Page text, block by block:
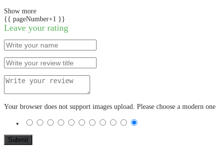
Show more
{{ pageNumber+1 }}
Leave your rating
Your browser does not support images upload. Please choose a modern one